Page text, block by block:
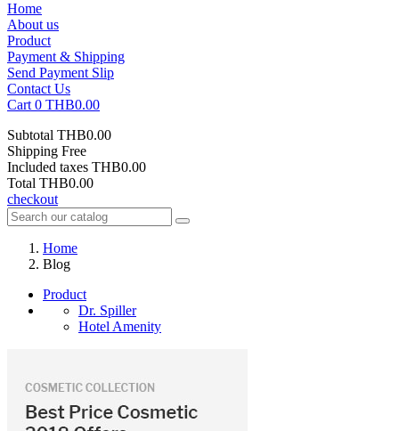
Home
About us
Product
Payment & Shipping
Send Payment Slip
Contact Us
Cart 0 THB0.00
Subtotal THB0.00
Shipping Free
Included taxes THB0.00
Total THB0.00
checkout
Home
Blog
Product
Dr. Spiller
Hotel Amenity